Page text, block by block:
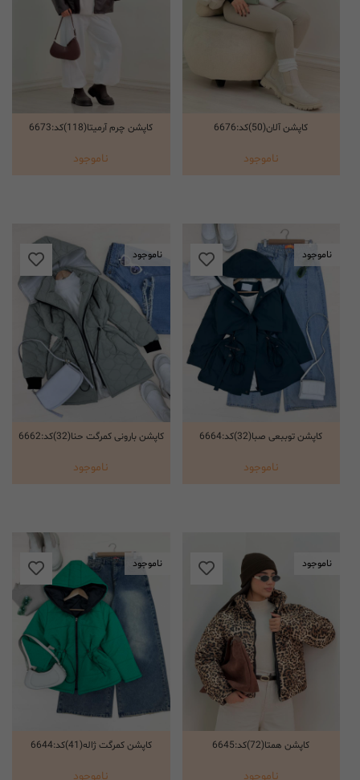
انتخاب گزینه ها
کاپشن آلان(50)کد:6676
ناموجود
انتخاب گزینه ها
کاپشن چرم آرمیتا(118)کد:6673
ناموجود
ناموجود
انتخاب گزینه ها
کاپشن توببعی صبا(32)کد:6664
ناموجود
ناموجود
انتخاب گزینه ها
کاپشن بارونی کمرگت حنا(32)کد:6662
ناموجود
ناموجود
انتخاب گزینه ها
کاپشن همتا(72)کد:6645
ناموجود
ناموجود
انتخاب گزینه ها
کاپشن کمرگت ژاله(41)کد:6644
ناموجود